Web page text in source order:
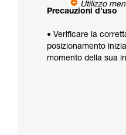
Utilizzo
Precauzioni d'uso
• Verificare la
posizionamento
momento della sua